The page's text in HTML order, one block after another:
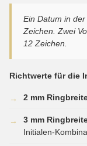
Ein Datum in
Zeichen. Zwei
12 Zeichen.
Richtwerte für die
→ 2 mm
→ 3 mm
Initialen-